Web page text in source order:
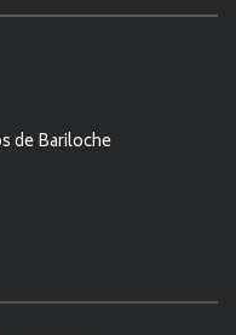
de Bariloche